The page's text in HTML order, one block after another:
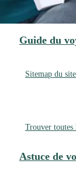
Guide du
Sitemap du site
Trouver toutes
Astuce de